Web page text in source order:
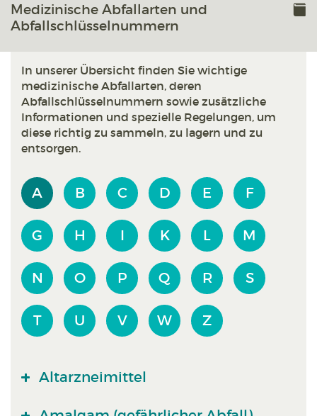
Medizinische Abfallarten und
Abfallschlüsselnummern
In unserer Übersicht finden Sie wichtige
medizinische Abfallarten, deren
Abfallschlüsselnummern sowie zusätzliche
Informationen und spezielle Regelungen, um
diese richtig zu sammeln, zu lagern und zu
entsorgen.
A B C D E F
G H I K L M
N O P Q R S
T U V W Z
Altarzneimittel